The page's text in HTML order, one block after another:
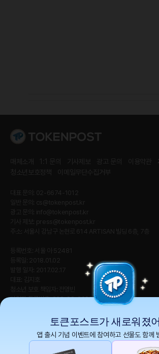
매체소개 기사제보 광고 문의 이용약관
청소년보호정책
이메일무단수집거부
대표 문의: 02-6674-1012
일반 문의: cs@tokenpost.kr
광고 문의:
info@tokenpost.kr
기사 제보: press@tokenpost.kr
주소: 서울시 강남구 논현로 614 ARTISAN 빌딩 6층, 7층
등록번호: 서울 아 52481
등록일: 2018.01.02
발행 일자: 2017.02.17
대표: 김지호
청소년 보호 책임자: 전영빈
사업자 등록번호: 232-88-00885
직업정보제공사업신고번호 : J1204020230009
토큰포스트(tokenpost)의 모든 컨텐츠는 저작권 법의 보호를
토큰포스트가 새로워졌
앱 출시 기념 이벤트에 참여하고 선물도 함께